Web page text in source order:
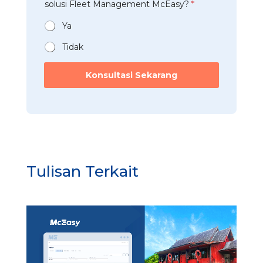
*
*
it
n
solusi Fleet Management McEasy? *
Ya
Tidak
Konsultasi Sekarang
Tulisan Terkait